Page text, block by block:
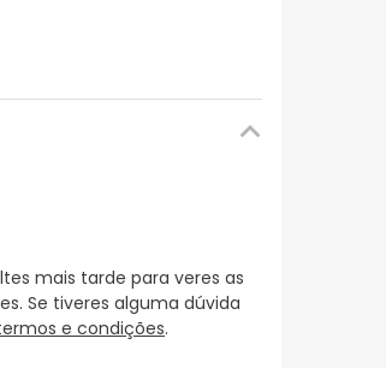
mais tarde para veres as
Se tiveres alguma dúvida
e condições.